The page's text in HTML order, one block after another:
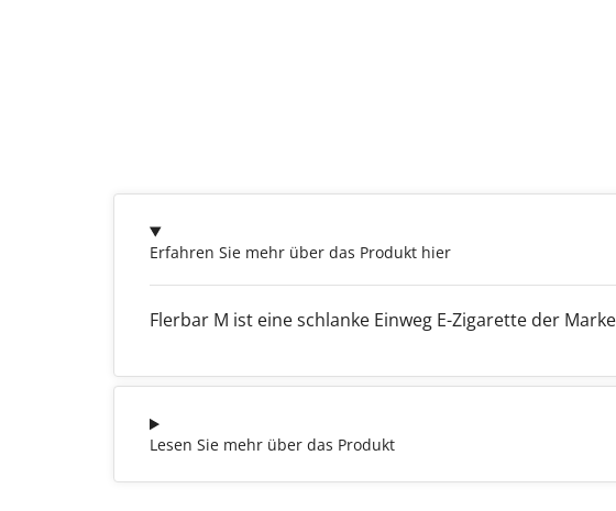
Erfahren Sie mehr über das Produkt hier
Flerbar M ist eine schlanke Einweg E-Zigarette der Marke
Lesen Sie mehr über das Produkt